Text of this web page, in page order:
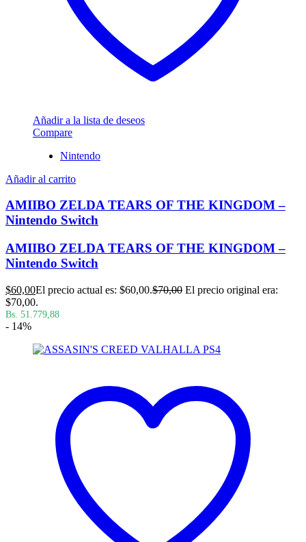
Añadir a la lista de deseos
Compare
Nintendo
Añadir al carrito
AMIIBO ZELDA TEARS OF THE KINGDOM –
Nintendo Switch
AMIIBO ZELDA TEARS OF THE KINGDOM –
Nintendo Switch
$60,00El precio actual es: $60,00.$70,00 El precio original era:
$70,00.
Bs. 51.779,88
- 14%